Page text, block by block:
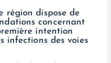
région dispose de
concernant
intention
infections des voies